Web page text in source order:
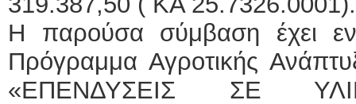
Η παρούσα σύμβαση έχει
Πρόγραμμα Αγροτικής
«ΕΠΕΝΔΥΣΕΙΣ ΣΕ